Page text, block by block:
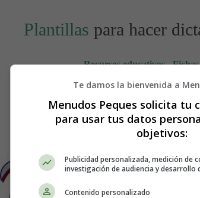
Plantillas para hacer
Recursos educativos-
Te damos la bienvenida a
Menudos Peques solicita tu
para usar tus datos
objetivos:
Publicidad personalizada, medición de
investigación de audiencia y desarrollo
Contenido personalizado